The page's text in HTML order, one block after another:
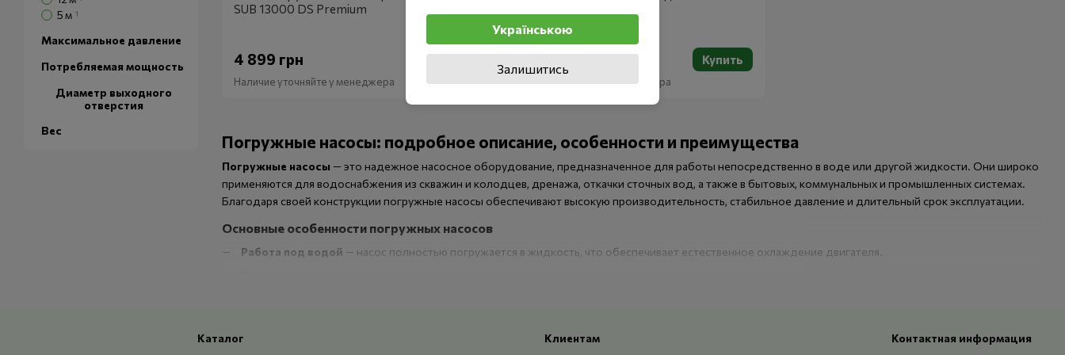
Погружные насосы: подробное описание, особенности и преимущества
Погружные насосы — это надежное насосное оборудование, предназначенное для работы непосредственно в воде или другой жидкости. Они широко
применяются для водоснабжения из скважин и колодцев, дренажа, откачки сточных вод, а также в бытовых, коммунальных и промышленных системах.
Благодаря своей конструкции погружные насосы обеспечивают высокую производительность, стабильное давление и длительный срок эксплуатации.
Основные особенности погружных насосов
Работа под водой — насос полностью погружается в жидкость, что обеспечивает естественное охлаждение двигателя.
SUB 13000 DS Premium
4 899 грн Купить
Наличие уточняйте у менеджера
8 774 грн Купить
Наличие уточняйте у менеджера
5 м 1
Максимальное давление
Потребляемая мощность
Диаметр выходного
отверстия
Вес
Каталог Клиентам Контактная информация
Українською
Залишитись